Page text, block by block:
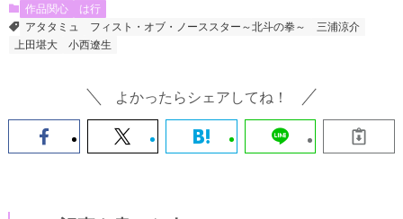
作品関心
は行
アタタミュ
フィスト・オブ・ノーススター～北斗の拳～
三浦涼介
上田堪大
小西遼生
よかったらシェアしてね！